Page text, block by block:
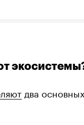
два